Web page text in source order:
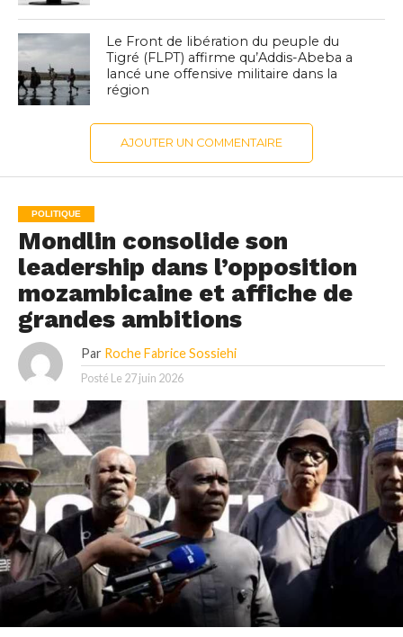
Le Front de libération du peuple du
Tigré (FLPT) affirme qu’Addis-Abeba a
lancé une offensive militaire dans la
région
AJOUTER UN COMMENTAIRE
POLITIQUE
Mondlin consolide son
leadership dans l’opposition
mozambicaine et affiche de
grandes ambitions
Par Roche Fabrice Sossiehi
Posté Le 27 juin 2026